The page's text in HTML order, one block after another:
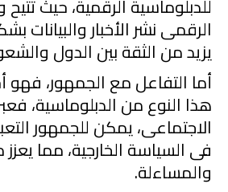
للدبلوماسية الرقمية، حيث
الرقمى نشر الأخبار والبيانات
يزيد من الثقة بين الدول
أما التفاعل مع الجمهور، فهو
هذا النوع من الدبلوماسية،
الاجتماعى، يمكن للجمهور
فى السياسة الخارجية، مما
والمساءلة.